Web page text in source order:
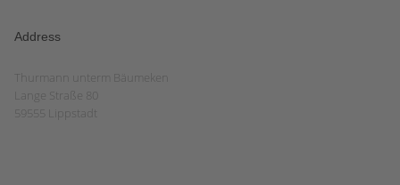
Address
Thurmann unterm Bäumeken
Lange Straße 80
59555 Lippstadt